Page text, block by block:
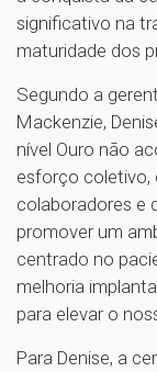
significativo na
maturidade dos
Segundo a
Mackenzie,
nível Ouro não
esforço coletivo,
colaboradores e
promover um
centrado no
melhoria
para elevar o
Para Denise, a